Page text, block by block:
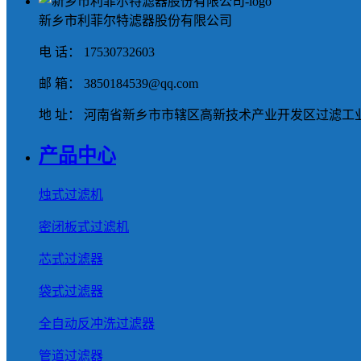
新乡市利菲尔特滤器股份有限公司
电 话： 17530732603
邮 箱： 3850184539@qq.com
地 址： 河南省新乡市市辖区高新技术产业开发区过滤工
产品中心
烛式过滤机
密闭板式过滤机
芯式过滤器
袋式过滤器
全自动反冲洗过滤器
管道过滤器